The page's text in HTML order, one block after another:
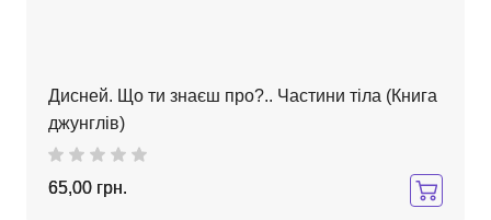
Дисней. Що ти знаєш про?.. Частини тіла (Книга
джунглів)
65,00 грн.